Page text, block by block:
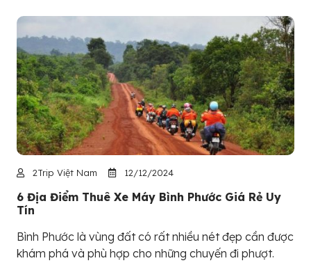
2Trip Việt Nam 12/12/2024
6 Địa Điểm Thuê Xe Máy Bình Phước Giá Rẻ Uy
Tín
Bình Phước là vùng đất có rất nhiều nét đẹp cần được
khám phá và phù hợp cho những chuyến đi phượt.